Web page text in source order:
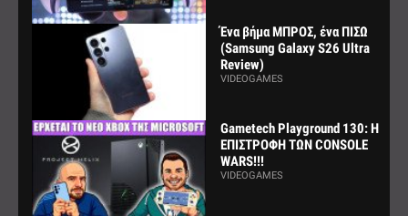
Ένα βήμα ΜΠΡΟΣ, ένα ΠΙΣΩ
(Samsung Galaxy S26 Ultra
Review)
VIDEOGAMES
Gametech Playground 130: Η
ΕΠΙΣΤΡΟΦΗ ΤΩΝ CONSOLE
WARS!!!
VIDEOGAMES